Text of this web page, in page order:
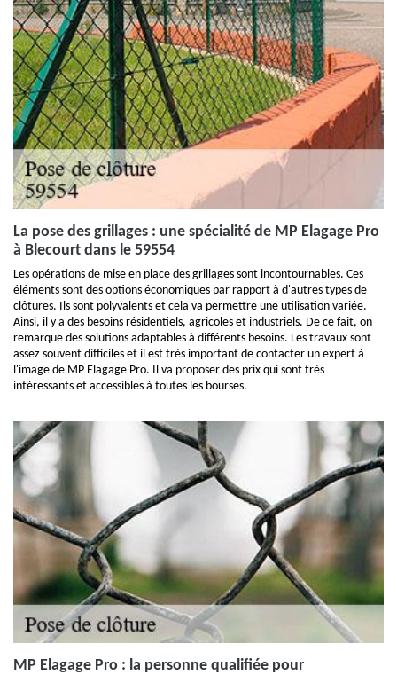
La pose des grillages : une spécialité de MP Elagage Pro
à Blecourt dans le 59554
Les opérations de mise en place des grillages sont incontournables. Ces
éléments sont des options économiques par rapport à d'autres types de
clôtures. Ils sont polyvalents et cela va permettre une utilisation variée.
Ainsi, il y a des besoins résidentiels, agricoles et industriels. De ce fait, on
remarque des solutions adaptables à différents besoins. Les travaux sont
assez souvent difficiles et il est très important de contacter un expert à
l'image de MP Elagage Pro. Il va proposer des prix qui sont très
intéressants et accessibles à toutes les bourses.
MP Elagage Pro : la personne qualifiée pour